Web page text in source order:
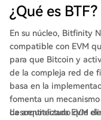
¿Qué es BTF?
En su núcleo, Bitfinity
compatible con EVM
para que Bitcoin y
de la compleja red de
basa en la
fomenta un
descentralizado que
La arquitectura EVM